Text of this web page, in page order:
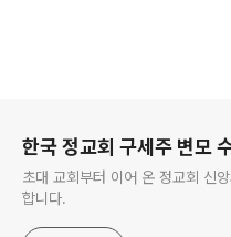
한국 정교회 구세주 변모
초대 교회부터 이어 온 정교회 신
합니다.